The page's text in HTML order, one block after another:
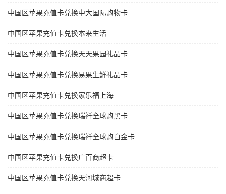
中国区苹果充值卡兑换中大国际购物卡
中国区苹果充值卡兑换本来生活
中国区苹果充值卡兑换天天果园礼品卡
中国区苹果充值卡兑换易果生鲜礼品卡
中国区苹果充值卡兑换家乐福上海
中国区苹果充值卡兑换瑞祥全球购黑卡
中国区苹果充值卡兑换瑞祥全球购白金卡
中国区苹果充值卡兑换广百商超卡
中国区苹果充值卡兑换天河城商超卡